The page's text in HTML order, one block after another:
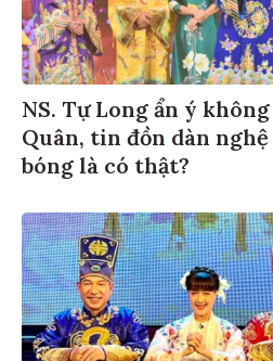
NS. Tự Long ẩn ý
Quân, tin đồn dàn
bóng là có thật?